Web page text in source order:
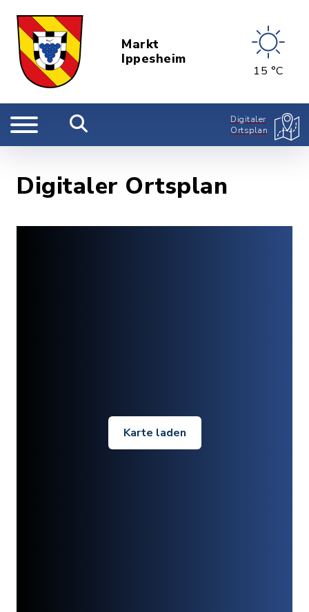
Markt
Ippesheim
15 °C
Digitaler
Ortsplan
Digitaler Ortsplan
Karte laden